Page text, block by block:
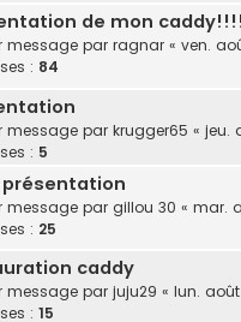
de mon caddy!!!!
message par ragnar « ven.
: 84
message par krugger65 « jeu.
: 5
message par gillou 30 « mar.
: 25
caddy
message par juju29 « lun. août
: 15